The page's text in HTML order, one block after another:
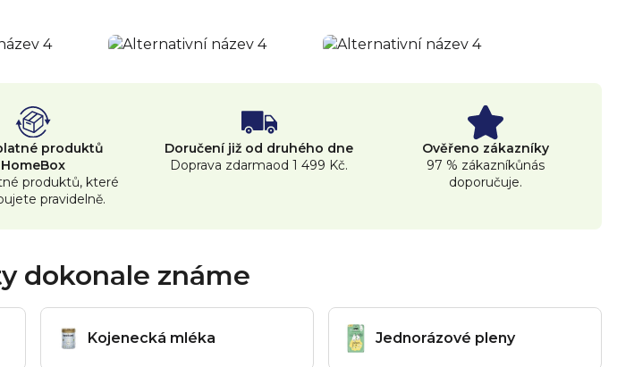
produktů
HomeBox
produktů, které
pravidelně.
Doručení již od druhého dne
Doprava zdarmaod 1 499 Kč.
Ověřeno zákazníky
97 % zákazníkůnás
doporučuje.
dokonale známe
Kojenecká mléka Jednorázové pleny